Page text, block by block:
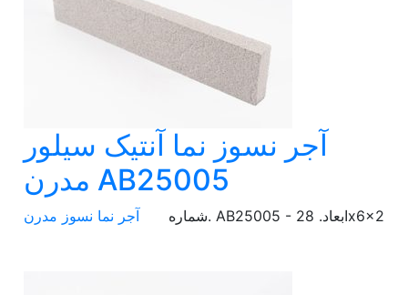
آجر نسوز نما آنتیک سیلور
مدرن AB25005
شماره. AB25005 - ابعاد. 28x6x2 آجر نما نسوز مدرن